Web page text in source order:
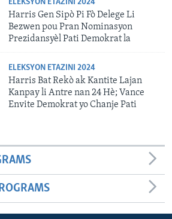
ELEKSYON ETAZINI 2024
Harris Gen Sipò Pi Fò Delege Li
Bezwen pou Pran Nominasyon
Prezidansyèl Pati Demokrat la
ELEKSYON ETAZINI 2024
Harris Bat Rekò ak Kantite Lajan
Kanpay li Antre nan 24 Hè; Vance
Envite Demokrat yo Chanje Pati